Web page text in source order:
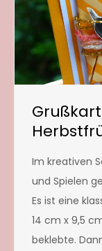
Im kreativen
und Spielen
Es ist eine
14 cm x 9,5
beklebte.